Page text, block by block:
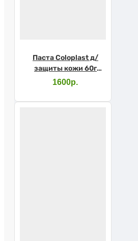
Паста Coloplast д/
защиты кожи 60г
2650
1600р.